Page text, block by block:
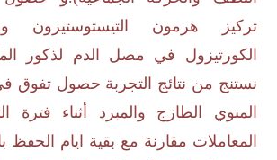
تركيز هرمون التيستوستيرون
الكورتيزول في مصل الدم لذكور
نستنج من نتائج التجربة حصول تفوق
المنوي الطازج والمبرد أثناء فترة